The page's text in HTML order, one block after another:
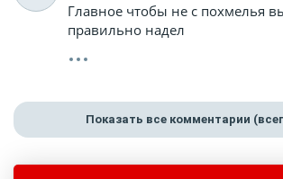
Главное чтобы не с похмелья
правильно надел
Показать все комментарии